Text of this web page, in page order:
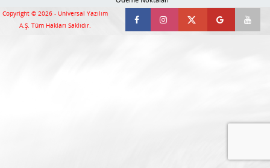
Copyright © 2026 - Universal Yazılım
A.Ş. Tüm Hakları Saklıdır.